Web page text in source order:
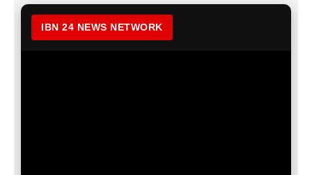
IBN 24 NEWS NETWORK